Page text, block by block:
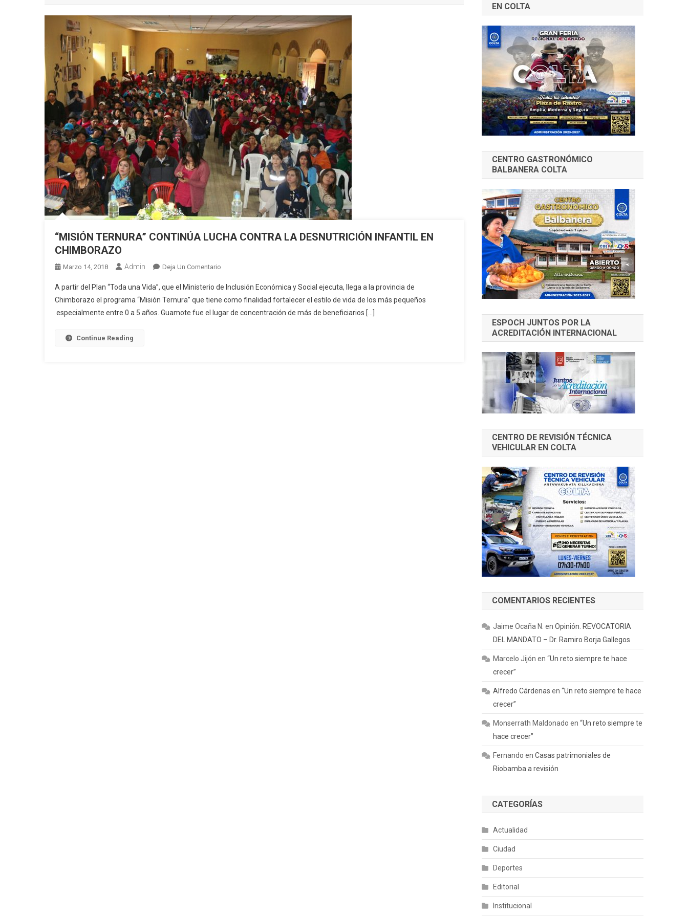
“MISIÓN TERNURA” CONTINÚA LUCHA CONTRA LA DESNUTRICIÓN INFANTIL EN
CHIMBORAZO
Marzo 14, 2018 Admin Deja Un Comentario
TERNURA”
CONTINÚA
LUCHA
A partir del Plan “Toda una Vida”, que el Ministerio de Inclusión Económica y Social ejecuta, llega a la provincia de
Chimborazo el programa “Misión Ternura” que tiene como finalidad fortalecer el estilo de vida de los más pequeños
especialmente entre 0 a 5 años. Guamote fue el lugar de concentración de más de beneficiarios […]
Continue Reading
EN COLTA
CENTRO GASTRONÓMICO
BALBANERA COLTA
ESPOCH JUNTOS POR LA
ACREDITACIÓN INTERNACIONAL
CENTRO DE REVISIÓN TÉCNICA
VEHICULAR EN COLTA
COMENTARIOS RECIENTES
Jaime Ocaña N. enOpinión. REVOCATORIA
DEL MANDATO – Dr. Ramiro Borja Gallegos
Marcelo Jijón en“Un reto siempre te hace
crecer”
Alfredo Cárdenas en“Un reto siempre te hace
crecer”
Monserrath Maldonado en“Un reto siempre te
hace crecer”
Fernando enCasas patrimoniales de
Riobamba a revisión
CATEGORÍAS
Actualidad
Ciudad
Deportes
Editorial
Institucional